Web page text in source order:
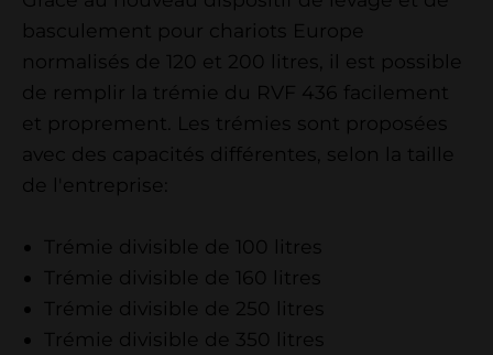
basculement pour chariots Europe
normalisés de 120 et 200 litres, il est possible
de remplir la trémie du RVF 436 facilement
et proprement. Les trémies sont proposées
avec des capacités différentes, selon la taille
de l'entreprise:
Trémie divisible de 100 litres
Trémie divisible de 160 litres
Trémie divisible de 250 litres
Trémie divisible de 350 litres